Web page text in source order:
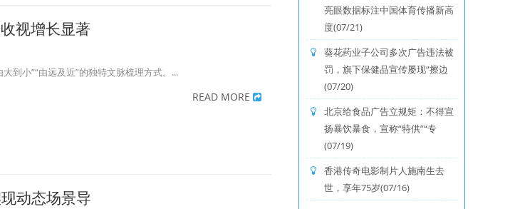
视增长显著
大到小”“由远及近”的独特文脉梳理方式。...
READ MORE
动态场景导
亮眼数据标注中国体育传播新高
度(07/21)
葵花药业子公司多次广告违法被
罚，旗下保健品宣传屡现“擦边
(07/20)
北京给食品广告立规矩：不得宣
扬暴饮暴食，宣称“特供”“专
(07/19)
香港传奇电影制片人施南生去
世，享年75岁(07/16)